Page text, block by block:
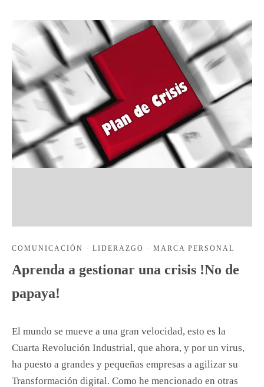
COMUNICACIÓN · LIDERAZGO · MARCA PERSONAL
Aprenda a gestionar una crisis !No de
papaya!
El mundo se mueve a una gran velocidad, esto es la
Cuarta Revolución Industrial, que ahora, y por un virus,
ha puesto a grandes y pequeñas empresas a agilizar su
Transformación digital. Como he mencionado en otras